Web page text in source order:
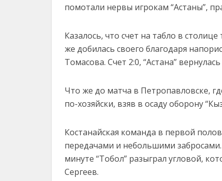
помотали нервы игрокам “Астаны”,
Казалось, что счет на табло в
же добилась своего благодаря
Томасова. Счет 2:0, “Астана”
Что же до матча в Петропавловске,
по-хозяйски, взяв в осаду оборону
Костанайская команда в первой
передачами и небольшими
минуте “Тобол” разыграл угловой,
Сергеев.